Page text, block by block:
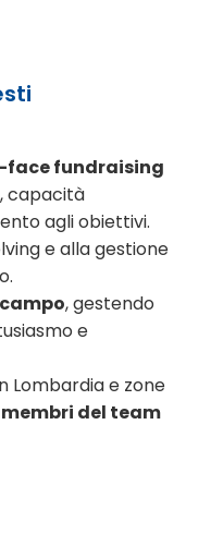
face fundraising
capacità
agli obiettivi.
e alla gestione
, gestendo
e
Lombardia e zone
membri del team